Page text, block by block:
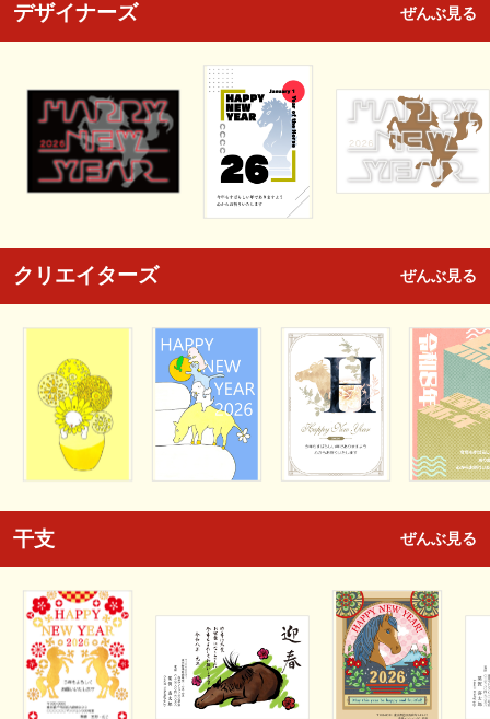
デザイナーズ ぜんぶ見る
クリエイターズ ぜんぶ見る
干支 ぜんぶ見る